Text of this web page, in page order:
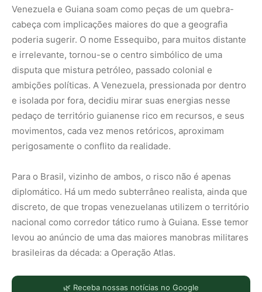
Venezuela e Guiana soam como peças de um quebra-
cabeça com implicações maiores do que a geografia
poderia sugerir. O nome Essequibo, para muitos distante
e irrelevante, tornou-se o centro simbólico de uma
disputa que mistura petróleo, passado colonial e
ambições políticas. A Venezuela, pressionada por dentro
e isolada por fora, decidiu mirar suas energias nesse
pedaço de território guianense rico em recursos, e seus
movimentos, cada vez menos retóricos, aproximam
perigosamente o conflito da realidade.
Para o Brasil, vizinho de ambos, o risco não é apenas
diplomático. Há um medo subterrâneo realista, ainda que
discreto, de que tropas venezuelanas utilizem o território
nacional como corredor tático rumo à Guiana. Esse temor
levou ao anúncio de uma das maiores manobras militares
brasileiras da década: a Operação Atlas.
🌿 Receba nossas notícias no Google